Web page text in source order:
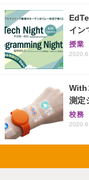
イン
授業
With
測定
校務